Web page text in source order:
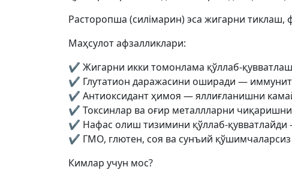
Расторопша (силімарин) эса жигарни
Маҳсулот афзалликлари:
✔ Жигарни икки томонлама қўллаб-
✔ Глутатион даражасини оширади —
✔ Антиоксидант ҳимоя — яллиғланишни
✔ Токсинлар ва оғир металлларни
✔ Нафас олиш тизимини қўллаб-қувватлайди
✔ ГМО, глютен, соя ва сунъий қўшимчаларсиз
Кимлар учун мос?